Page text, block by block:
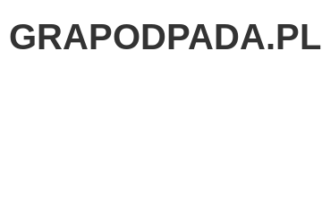
GRAPODPADA.PL